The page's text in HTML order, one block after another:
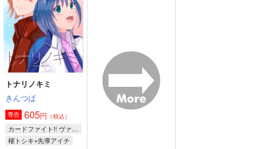
1,100円（税込）
サンプル
作品詳細
トナリノキミ
きんつば
専売 605円 （税込）
カードファイト!! ヴァンガード
櫂トシキ×先導アイチ